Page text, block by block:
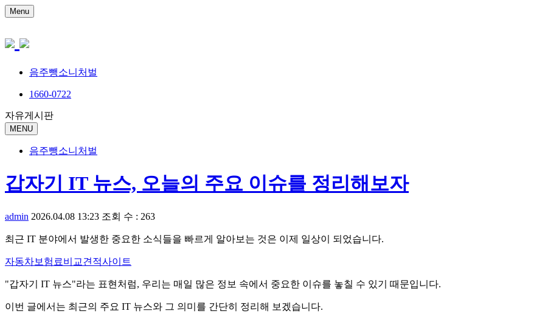
Menu
음주뺑소니처벌
1660-0722
자유게시판
MENU
음주뺑소니처벌
갑자기 IT 뉴스, 오늘의 주요 이슈를 정리해보자
admin 2026.04.08 13:23 조회 수 : 263
최근 IT 분야에서 발생한 중요한 소식들을 빠르게 알아보는 것은 이제 일상이 되었습니다.
자동차보험료비교견적사이트
"갑자기 IT 뉴스"라는 표현처럼, 우리는 매일 많은 정보 속에서 중요한 이슈를 놓칠 수 있기 때문입니다.
이번 글에서는 최근의 주요 IT 뉴스와 그 의미를 간단히 정리해 보겠습니다.